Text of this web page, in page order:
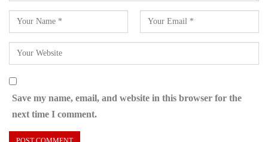
Save my name, email, and website in this browser for the
next time I comment.